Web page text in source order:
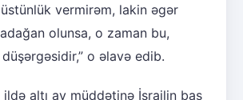
vermirəm, lakin əgər
olunsa, o zaman bu,
o əlavə edib.
altı ay müddətinə İsrailin baş